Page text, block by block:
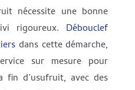
nécessite une bonne
rigoureux. Débouclef
dans cette démarche,
sur mesure pour
d’usufruit, avec des